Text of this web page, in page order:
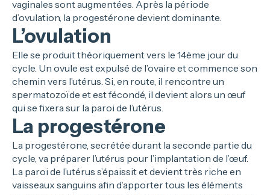
vaginales sont augmentées. Après la période
d’ovulation, la progestérone devient dominante.
L’ovulation
Elle se produit théoriquement vers le 14ème jour du
cycle. Un ovule est expulsé de l’ovaire et commence son
chemin vers l’utérus. Si, en route, il rencontre un
spermatozoïde et est fécondé, il devient alors un œuf
qui se fixera sur la paroi de l’utérus.
La progestérone
La progestérone, secrétée durant la seconde partie du
cycle, va préparer l’utérus pour l’implantation de l’œuf.
La paroi de l’utérus s’épaissit et devient très riche en
vaisseaux sanguins afin d’apporter tous les éléments